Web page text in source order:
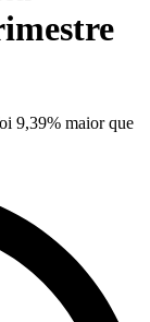
9,39% maior que